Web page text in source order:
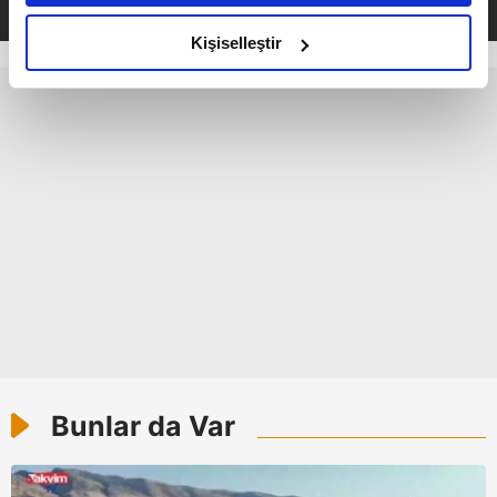
amacımızın size daha iyi bir reklam deneyimi sunmak
olduğunu ve sizlere en iyi içerikleri sunabilmek adına
elimizden gelen çabayı gösterdiğimizi ve bu noktada,
reklamların maliyetlerimizi karşılamak noktasında tek gelir
kullanılmaktadır. Diğer çerezler, sitemizin daha işlevsel
kılınması ve kişiselleştirilmesi ve sizlere yönelik
reklam/pazarlama faaliyetlerinin yapılması, amaçlarıyla
Kişiselleştir
Bunlar da Var